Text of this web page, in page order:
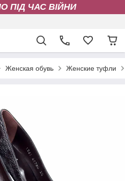
ПІД ЧАС ВІЙНИ
Женская обувь Женские туфли